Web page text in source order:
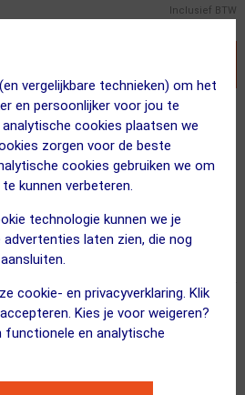
vergelijkbare technieken) om het
en persoonlijker voor jou te
cookies plaatsen we
zorgen voor de beste
cookies gebruiken we om
kunnen verbeteren.
technologie kunnen we je
laten zien, die nog
cookie- en privacyverklaring. Klik
Kies je voor weigeren?
functionele en analytische
Inclusief BTW
Bestel ook snel!
onze AI assistent
morgen in huis